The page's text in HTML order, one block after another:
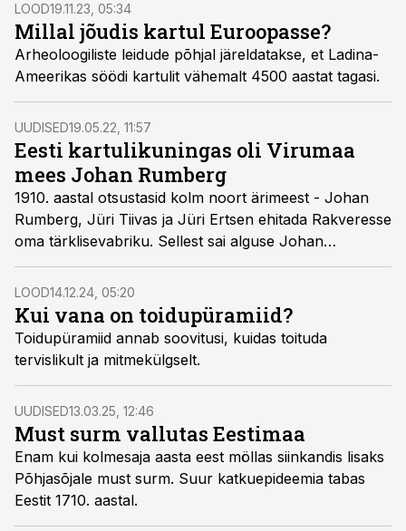
LOOD19.11.23, 05:34
Millal jõudis kartul Euroopasse?
Arheoloogiliste leidude põhjal järeldatakse, et Ladina-
Ameerikas söödi kartulit vähemalt 4500 aastat tagasi.
UUDISED19.05.22, 11:57
Eesti kartulikuningas oli Virumaa
mees Johan Rumberg
1910. aastal otsustasid kolm noort ärimeest - Johan
Rumberg, Jüri Tiivas ja Jüri Ertsen ehitada Rakveresse
oma tärklisevabriku. Sellest sai alguse Johan
Rumbergi tee kartulikuningaks.
LOOD14.12.24, 05:20
Kui vana on toidupüramiid?
Toidupüramiid annab soovitusi, kuidas toituda
tervislikult ja mitmekülgselt.
UUDISED13.03.25, 12:46
Must surm vallutas Eestimaa
Enam kui kolmesaja aasta eest möllas siinkandis lisaks
Põhjasõjale must surm. Suur katkuepideemia tabas
Eestit 1710. aastal.